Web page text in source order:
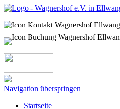
Navigation überspringen
Startseite